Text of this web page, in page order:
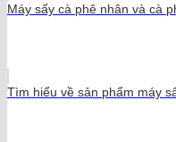
Máy sấy cà phê nhân và cà
Tìm hiểu về sản phẩm máy